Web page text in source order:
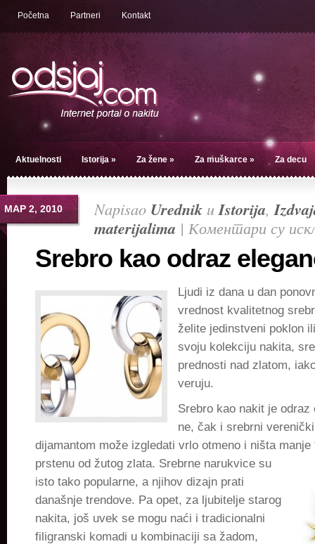
Početna Partneri Kontakt
Aktuelnosti Istorija » Za žene » Za muškarce » Za decu
МАР 2, 2010 Napisao Urednik uIstorija,
materijalima | Коментари су
Srebro kao odraz
Ljudi iz dana u dan
vrednost kvalitetnog
želite jedinstveni poklon
svoju kolekciju nakita,
prednosti nad zlatom,
veruju.
Srebro kao nakit je
ne, čak i srebrni
dijamantom može izgledati vrlo otmeno i ništa manje
prstenu od žutog zlata. Srebrne narukvice su
isto tako popularne, a njihov dizajn prati
današnje trendove. Pa opet, za ljubitelje starog
nakita, još uvek se mogu naći i tradicionalni
filigranski komadi u kombinaciji sa žadom,